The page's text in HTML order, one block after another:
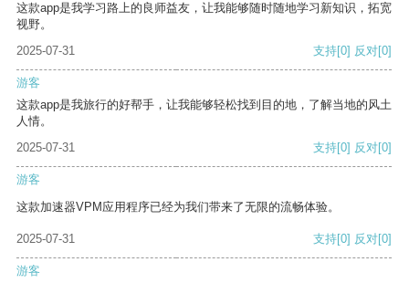
这款app是我学习路上的良师益友，让我能够随时随地学习新知识，拓宽
视野。
2025-07-31
支持[0] 反对[0]
游客
这款app是我旅行的好帮手，让我能够轻松找到目的地，了解当地的风土
人情。
2025-07-31
支持[0] 反对[0]
游客
这款加速器VPM应用程序已经为我们带来了无限的流畅体验。
2025-07-31 支持[0] 反对[0]
游客